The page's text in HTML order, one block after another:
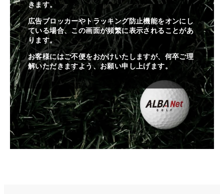
きます。
広告ブロッカーやトラッキング防止機能をオンにし
ている場合、この画面が頻繁に表示されることがあ
ります。
お客様にはご不便をおかけいたしますが、何卒ご理
解いただきますよう、お願い申し上げます。